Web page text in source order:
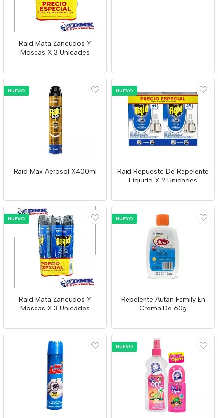
Raid Mata Zancudos Y
Moscas X 3 Unidades
NUEVO
Raid Max Aerosol X400ml
NUEVO
Raid Repuesto De Repelente
Líquido X 2 Unidades
NUEVO
Raid Mata Zancudos Y
Moscas X 3 Unidades
NUEVO
Repelente Autan Family En
Crema De 60g
NUEVO